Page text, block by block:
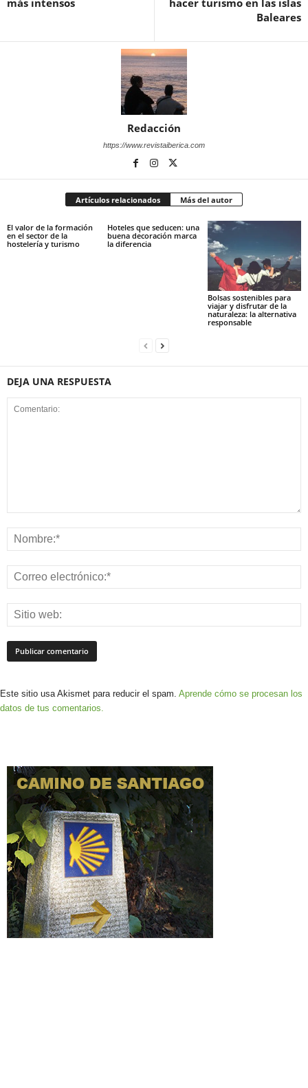
más intensos
hacer turismo en las islas
Baleares
Redacción
https://www.revistaiberica.com
Artículos relacionados Más del autor
El valor de la formación
en el sector de la
hostelería y turismo
Hoteles que seducen: una
buena decoración marca
la diferencia
Bolsas sostenibles para
viajar y disfrutar de la
naturaleza: la alternativa
responsable
DEJA UNA RESPUESTA
Este sitio usa Akismet para reducir el spam. Aprende cómo se procesan los
datos de tus comentarios.